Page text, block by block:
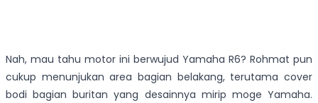
Nah, mau tahu motor ini berwujud Yamaha R6? Rohmat pun
cukup menunjukan area bagian belakang, terutama cover
bodi bagian buritan yang desainnya mirip moge Yamaha.